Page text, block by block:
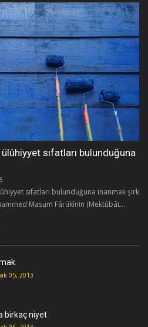
sıfatları bulunduğuna
sıfatları bulunduğuna inanmak şirk
Masum Fârûkînin (Mektûbât...
05, 2013
birkaç niyet